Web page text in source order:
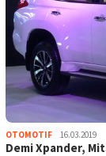
OTOMOTIF 16.03.2019
Demi Xpander,